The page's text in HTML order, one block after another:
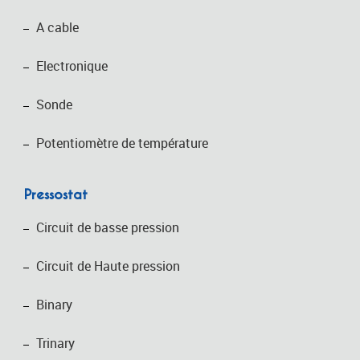
A cable
Electronique
Sonde
Potentiomètre de température
Pressostat
Circuit de basse pression
Circuit de Haute pression
Binary
Trinary